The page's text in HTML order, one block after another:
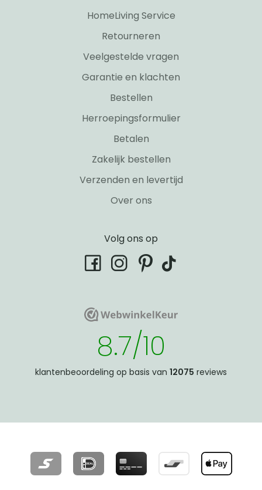
HomeLiving Service
Retourneren
Veelgestelde vragen
Garantie en klachten
Bestellen
Herroepingsformulier
Betalen
Zakelijk bestellen
Verzenden en levertijd
Over ons
Volg ons op
facebookinstagram
pinterest
tiktok
WebwinkelKeurWebwinkelKeur
8.7/10
klantenbeoordeling op basis van 12075 reviews